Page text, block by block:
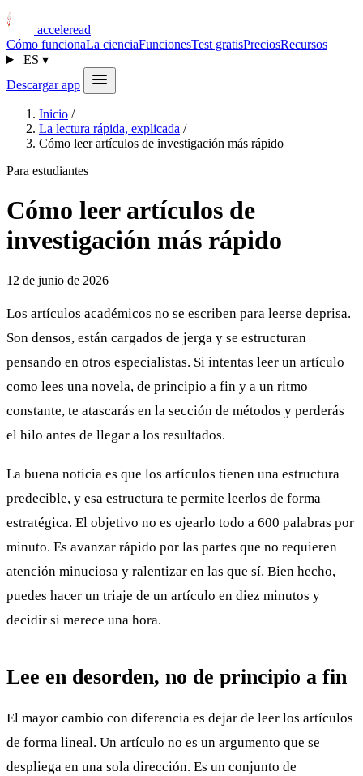
acceleread
Cómo funcionaLa cienciaFuncionesTest gratisPreciosRecursos
ES ▾
Descargar app
Inicio /
La lectura rápida, explicada /
Cómo leer artículos de investigación más rápido
Para estudiantes
Cómo leer artículos de
investigación más rápido
12 de junio de 2026
Los artículos académicos no se escriben para leerse deprisa.
Son densos, están cargados de jerga y se estructuran
pensando en otros especialistas. Si intentas leer un artículo
como lees una novela, de principio a fin y a un ritmo
constante, te atascarás en la sección de métodos y perderás
el hilo antes de llegar a los resultados.
La buena noticia es que los artículos tienen una estructura
predecible, y esa estructura te permite leerlos de forma
estratégica. El objetivo no es ojearlo todo a 600 palabras por
minuto. Es avanzar rápido por las partes que no requieren
atención minuciosa y ralentizar en las que sí. Bien hecho,
puedes hacer un triaje de un artículo en diez minutos y
decidir si merece una hora.
Lee en desorden, no de principio a fin
El mayor cambio con diferencia es dejar de leer los artículos
de forma lineal. Un artículo no es un argumento que se
despliega en una sola dirección. Es un conjunto de